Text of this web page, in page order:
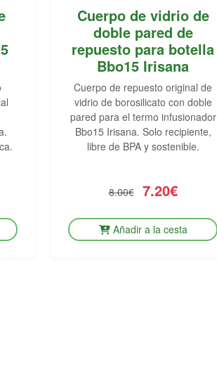
Cuerpo de vidrio de
doble pared de
repuesto para botella
Bbo15 Irisana
Cuerpo de repuesto original de
vidrio de borosilicato con doble
pared para el termo infusionador
Bbo15 Irisana. Solo recipiente,
libre de BPA y sostenible.
8.00€ 7.20€
Añadir a la cesta